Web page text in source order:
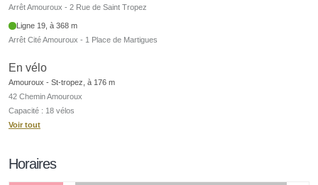
Arrêt Amouroux - 2 Rue de Saint Tropez
Ligne 19, à 368 m
Arrêt Cité Amouroux - 1 Place de Martigues
En vélo
Amouroux - St-tropez, à 176 m
42 Chemin Amouroux
Capacité : 18 vélos
Voir tout
Horaires